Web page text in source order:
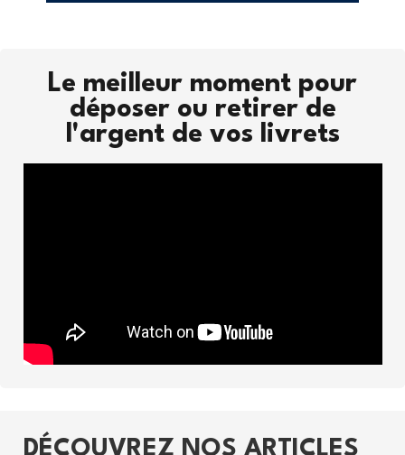
Le meilleur moment pour
déposer ou retirer de
l'argent de vos livrets
DÉCOUVREZ NOS ARTICLES